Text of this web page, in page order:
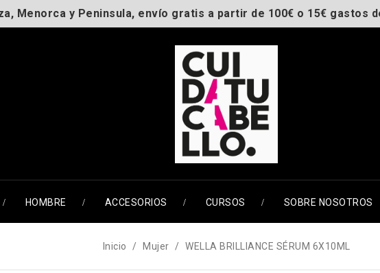
Menorca y Peninsula, envío gratis a partir de 100€ o 15€ gastos
HOMBRE ACCESORIOS CURSOS SOBRE NOSOTROS
Inicio Mujer WELLA BRILLIANCE SÉRUM 6X10ML